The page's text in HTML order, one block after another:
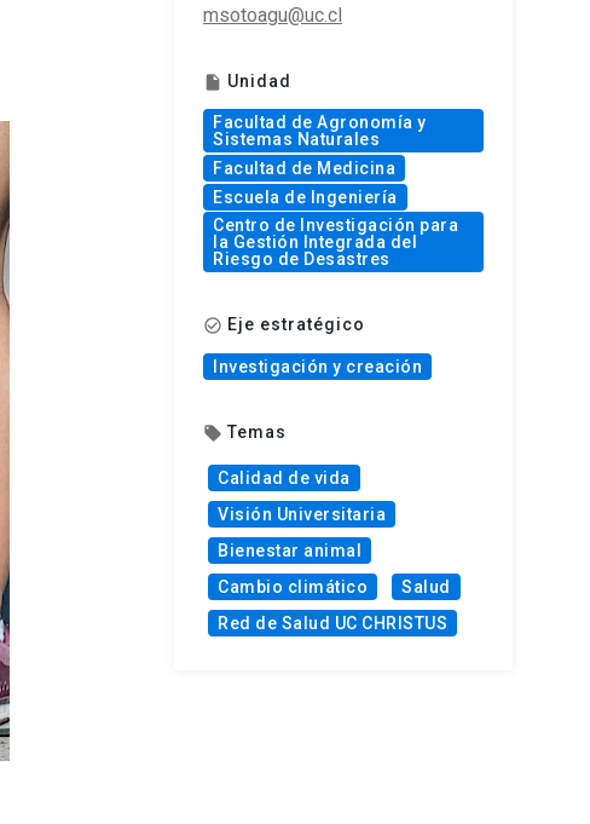
msotoagu@uc.cl
insert_drive_file Unidad
Facultad de Agronomía y
Sistemas Naturales
Facultad de Medicina
Escuela de Ingeniería
Centro de Investigación para
la Gestión Integrada del
Riesgo de Desastres
check_circle_outline Eje estratégico
Investigación y creación
local_offer Temas
Calidad de vida
Visión Universitaria
Bienestar animal
Cambio climático
Salud
Red de Salud UC CHRISTUS